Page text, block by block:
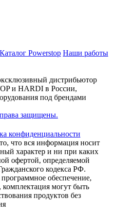
Каталог Powerstop Наши работы
дистрибьютор
и HARDI в России,
под брендами
защищены.
конфиденциальности
что вся информация носит
характер и ни при каких
офертой, определяемой
кодекса РФ.
обеспечение,
могут быть
продуктов без